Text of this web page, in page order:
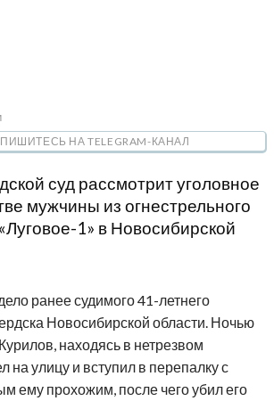
НА TELEGRAM-КАНАЛ
суд рассмотрит уголовное
мужчины из огнестрельного
1» в Новосибирской
ранее судимого 41-летнего
Новосибирской области. Ночью
находясь в нетрезвом
на улицу и вступил в перепалку с
ему прохожим, после чего убил его